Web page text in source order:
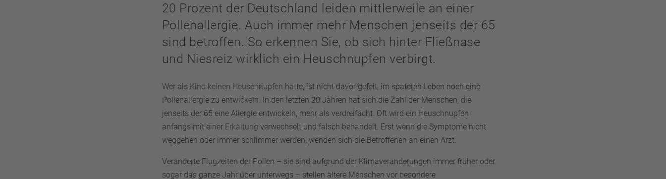
20 Prozent der Deutschland leiden mittlerweile an einer
Pollenallergie. Auch immer mehr Menschen jenseits der 65
sind betroffen. So erkennen Sie, ob sich hinter Fließnase
und Niesreiz wirklich ein Heuschnupfen verbirgt.
Wer als Kind keinen Heuschnupfen hatte, ist nicht davor gefeit, im späteren Leben noch eine
Pollenallergie zu entwickeln. In den letzten 20 Jahren hat sich die Zahl der Menschen, die
jenseits der 65 eine Allergie entwickeln, mehr als verdreifacht. Oft wird ein Heuschnupfen
anfangs mit einer Erkältung verwechselt und falsch behandelt. Erst wenn die Symptome nicht
weggehen oder immer schlimmer werden, wenden sich die Betroffenen an einen Arzt.
Veränderte Flugzeiten der Pollen – sie sind aufgrund der Klimaveränderungen immer früher oder
sogar das ganze Jahr über unterwegs – stellen ältere Menschen vor besondere